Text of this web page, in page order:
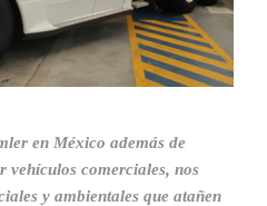
en México además de
comerciales, nos
y ambientales que atañen